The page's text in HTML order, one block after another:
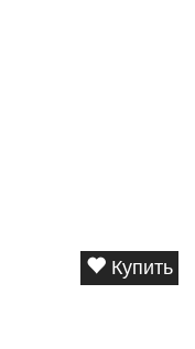
Купить